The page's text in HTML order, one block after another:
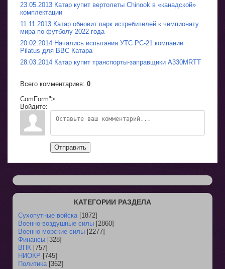
23.05.2013 Катар купит вертолеты Chinook в «канадской»
комплектации
11.11.2013 Катар обновит парк истребителей к чемпионату
мира по футболу 2022 года
20.02.2014 Начались испытания УТС РС-21 компании
Pilatus для ВВС Катара
28.03.2014 Катар купит транспорты-заправщики A330MRTT
Всего комментариев: 0
ComForm">
Войдите:
Отправить
КАТЕГОРИИ РАЗДЕЛА
Сухопутные войска [1872]
Военно-воздушные силы [2860]
Военно-морские силы [2277]
Финансы [328]
ВПК [757]
НИОКР [745]
Политика [362]